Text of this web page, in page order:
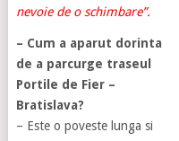
nevoie de o schimbare”.
– Cum a aparut dorinta
de a parcurge traseul
Portile de Fier –
Bratislava?
– Este o poveste lunga si